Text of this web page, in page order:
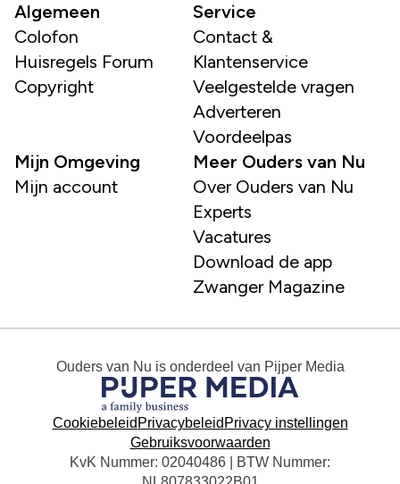
Algemeen
Colofon
Huisregels Forum
Copyright
Service
Contact &
Klantenservice
Veelgestelde vragen
Adverteren
Voordeelpas
Mijn Omgeving
Mijn account
Meer Ouders van Nu
Over Ouders van Nu
Experts
Vacatures
Download de app
Zwanger Magazine
Ouders van Nu is onderdeel van Pijper Media
Cookiebeleid Privacybeleid Privacy instellingen
Gebruiksvoorwaarden
KvK Nummer: 02040486 | BTW Nummer: